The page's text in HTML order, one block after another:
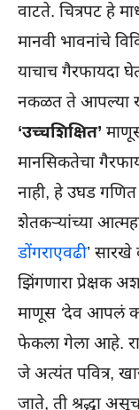
वाटते. चित्रपट हे
मानवी भावनांचे
याचाच गैरफायदा
नकळत ते आपल्या
‘उच्चशिक्षित’
मानसिकतेचा
नाही, हे उघड
शेतकऱ्यांच्या
डोंगराएवढी’ सारखे
झिंगणारा प्रेक्षक
माणूस ‘देव आपलं
फेकला गेला आहे.
जे अत्यंत पवित्र,
जाते, ती श्रद्धा